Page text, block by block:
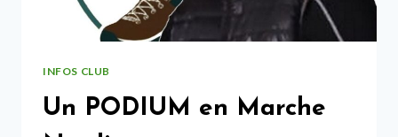
INFOS CLUB
Un PODIUM en Marche